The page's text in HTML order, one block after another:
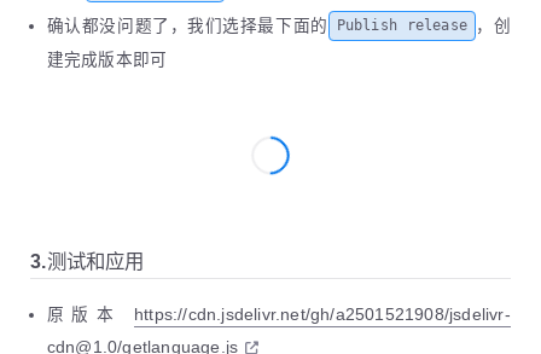
确认都没问题了，我们选择最下面的 Publish release
，创
建完成版本即可
3.测试和应用
原版本
https://cdn.jsdelivr.net/gh/a2501521908/jsdelivr-
cdn@1.0/getlanguage.js